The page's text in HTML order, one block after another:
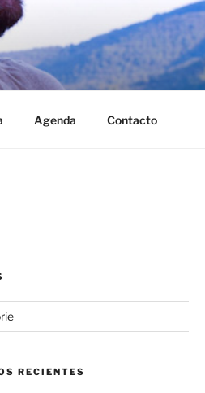
Agenda Contacto
RECIENTES